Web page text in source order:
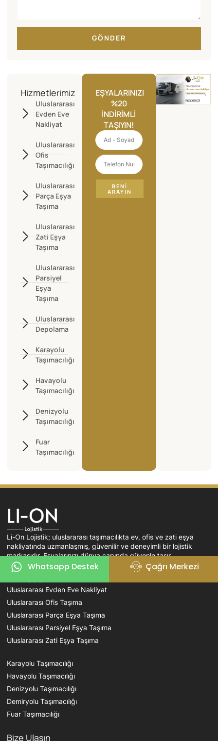
GÖNDER
Hizmetlerimiz
Uluslararası
Evden Eve
Nakliyat
Uluslararası
Ofis
Taşımacılığı
Uluslararası
Parça Eşya
Taşıma
Uluslararası
Zati Eşya
Taşıma
Uluslararası
Parsiyel
Eşya
Taşıma
Uluslararası
Depolama
Karayolu
Taşımacılığı
Havayolu
Taşımacılığı
Denizyolu
Taşımacılığı
Fuar
Taşımacılığı
EŞYALARINIZI
%20
İNDIRIMLI
TAŞIYIN!
BENI
ARAYIN
Li-On Lojistik; uluslararası taşımacılıkta ev, ofis ve zati eşya
nakliyatında uzmanlaşmış, güvenilir ve deneyimli bir lojistik
markasıdır. Eşyalarınızı dünya çapında güvenle taşır.
Uluslararası Evden Eve Nakliyat
Uluslararası Ofis Taşıma
Uluslararası Parça Eşya Taşıma
Uluslararası Parsiyel Eşya Taşıma
Uluslararası Zati Eşya Taşıma
Karayolu Taşımacılığı
Havayolu Taşımacılığı
Denizyolu Taşımacılığı
Demiryolu Taşımacılığı
Fuar Taşımacılığı
Bize Ulaşın
Whatsapp Destek Çağrı Merkezi